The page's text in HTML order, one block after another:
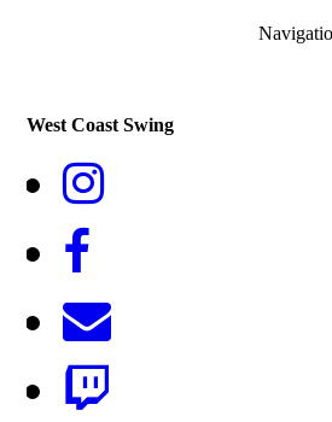
West Coast Swing